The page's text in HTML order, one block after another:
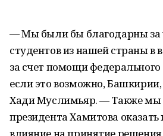
— Мы были бы благодарны за
студентов из нашей страны в
за счет помощи
если это возможно,
Хади Муслимьяр. — Также мы
президента Хамитова оказать